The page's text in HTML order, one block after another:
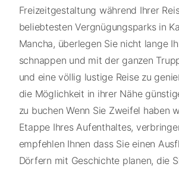
Freizeitgestaltung während Ihrer
beliebtesten Vergnügungsparks in
Mancha, überlegen Sie nicht lange
schnappen und mit der ganzen
und eine völlig lustige Reise zu
die Möglichkeit in ihrer Nähe
zu buchen Wenn Sie Zweifel haben
Etappe Ihres Aufenthaltes,
empfehlen Ihnen dass Sie einen
Dörfern mit Geschichte planen, die